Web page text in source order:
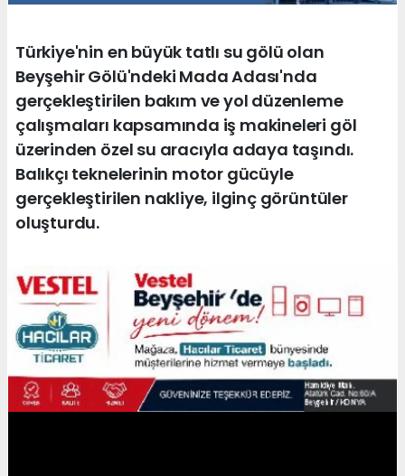
Türkiye'nin en büyük tatlı su gölü olan
Beyşehir Gölü'ndeki Mada Adası'nda
gerçekleştirilen bakım ve yol düzenleme
çalışmaları kapsamında iş makineleri göl
üzerinden özel su aracıyla adaya taşındı.
Balıkçı teknelerinin motor gücüyle
gerçekleştirilen nakliye, ilginç görüntüler
oluşturdu.